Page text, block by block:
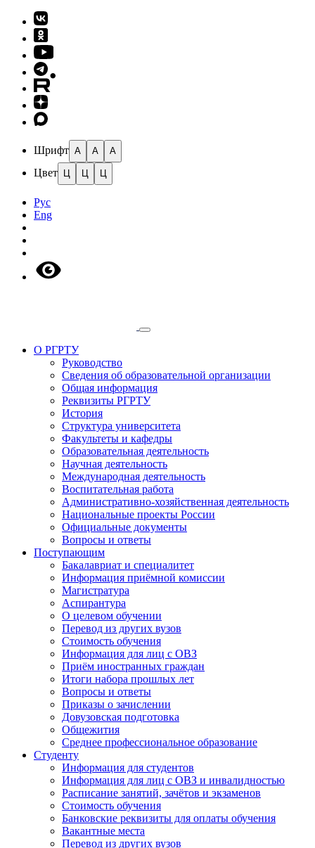
Шрифт A A A
Цвет Ц Ц Ц
Рус
Eng
О РГРТУ
Руководство
Сведения об образовательной организации
Общая информация
Реквизиты РГРТУ
История
Структура университета
Факультеты и кафедры
Образовательная деятельность
Научная деятельность
Международная деятельность
Воспитательная работа
Административно-хозяйственная деятельность
Национальные проекты России
Официальные документы
Вопросы и ответы
Поступающим
Бакалавриат и специалитет
Информация приёмной комиссии
Магистратура
Аспирантура
О целевом обучении
Перевод из других вузов
Стоимость обучения
Информация для лиц с ОВЗ
Приём иностранных граждан
Итоги набора прошлых лет
Вопросы и ответы
Приказы о зачислении
Довузовская подготовка
Общежития
Среднее профессиональное образование
Студенту
Информация для студентов
Информация для лиц с ОВЗ и инвалидностью
Расписание занятий, зачётов и экзаменов
Стоимость обучения
Банковские реквизиты для оплаты обучения
Вакантные места
Перевод из других вузов